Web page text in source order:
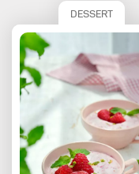
DESSERT